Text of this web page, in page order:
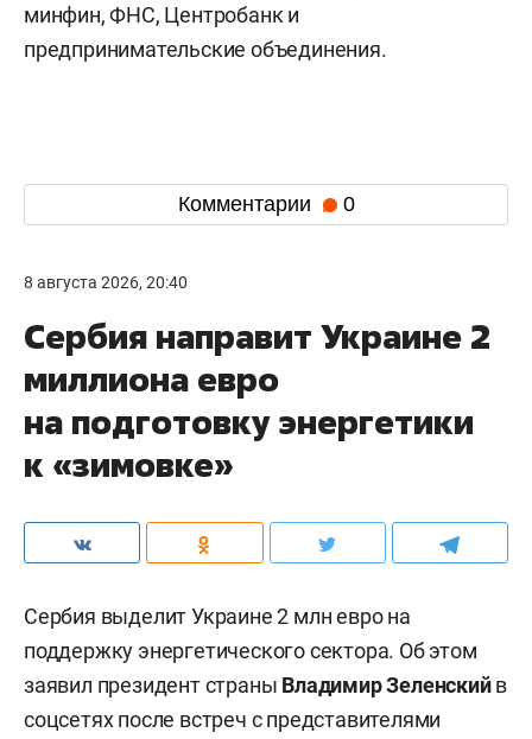
минфин, ФНС, Центробанк и
предпринимательские объединения.
Комментарии 0
8 августа 2026, 20:40
Сербия направит Украине 2
миллиона евро
на подготовку энергетики
к «зимовке»
Сербия выделит Украине 2 млн евро на
поддержку энергетического сектора. Об этом
заявил президент страны Владимир Зеленскийв
соцсетях после встреч с представителями